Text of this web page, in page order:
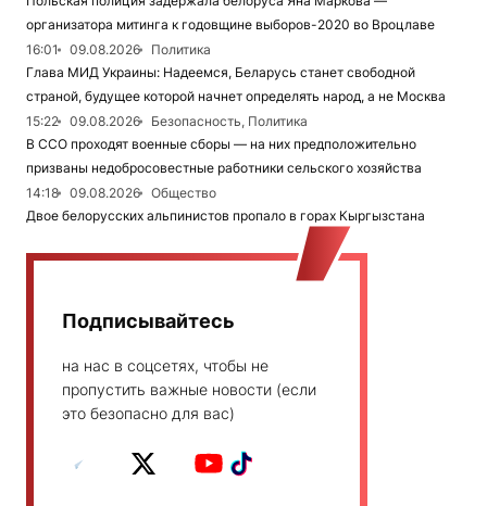
организатора митинга к годовщине выборов-2020 во Вроцлаве
16:01
09.08.2026
Политика
Глава МИД Украины: Надеемся, Беларусь станет свободной
страной, будущее которой начнет определять народ, а не Москва
15:22
09.08.2026
Безопасность, Политика
В ССО проходят военные сборы — на них предположительно
призваны недобросовестные работники сельского хозяйства
14:18
09.08.2026
Общество
Двое белорусских альпинистов пропало в горах Кыргызстана
Подписывайтесь
на нас в соцсетях, чтобы не
пропустить важные новости (если
это безопасно для вас)